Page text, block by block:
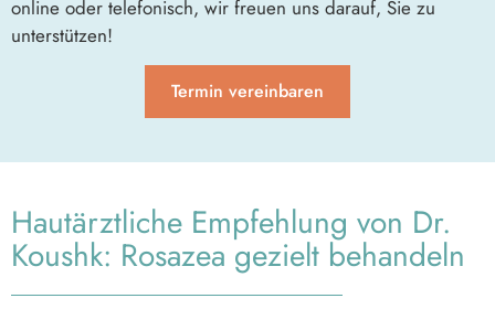
online oder telefonisch, wir freuen uns darauf, Sie zu
unterstützen!
Termin vereinbaren
Hautärztliche Empfehlung von Dr.
Koushk: Rosazea gezielt behandeln